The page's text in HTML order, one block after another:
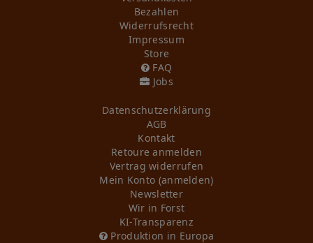
Bezahlen
Widerrufs­recht
Impressum
Store
FAQ
Jobs
Daten­schutz­erklärung
AGB
Kontakt
Retoure anmelden
Vertrag widerrufen
Mein Konto (anmelden)
Newsletter
Wir in Forst
KI-Transparenz
Produktion in Europa